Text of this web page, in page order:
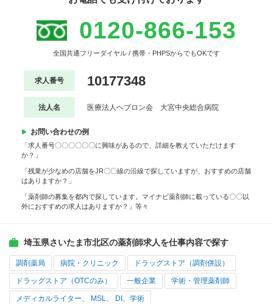
0120-866-153
全国共通フリーダイヤル / 携帯・PHPSからでもOKです
求人番号 10177348
法人名 医療法人ヘブロン会 大宮中央総合病院
お問い合わせの例
「求人番号〇〇〇〇〇〇に興味があるので、詳細を教えていただけます
か？」
「残業が少なめの店舗をJR〇〇線の沿線で探していますが、おすすめの店舗
はありますか？」
「薬剤師の募集を都内で探しています。マイナビ薬剤師に載っている〇〇以
外におすすめの求人はありますか？」等々
埼玉県さいたま市北区の薬剤師求人を仕事内容で探す
調剤薬局 病院・クリニック ドラッグストア（調剤併設）
ドラッグストア（OTCのみ） 一般企業 学術・管理薬剤師
メディカルライター、 MSL、 DI、学術